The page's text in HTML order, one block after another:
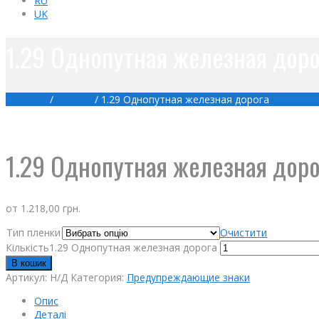
UK
/ / 1.29 Однопутная железная дорога
1.29 Однопутная железная
от 1.218,00 грн.
Тип пленки
Очистити
Кількість1.29 Однопутная железная дорога
В кошик
Артикул: Н/Д Категория: Предупреждающие знаки
Опис
Деталі